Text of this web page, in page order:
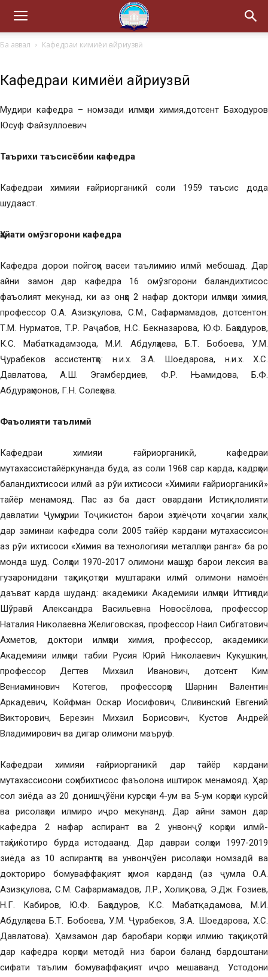
Ба аввал Кафедраи кимиёи ғайриузвӣ
Кафедраи кимиёи ғайриузвӣ
Мудири кафедра – номзади илмҳои химия,дотсент Баходуров
Юсуф Файзуллоевич
Таърихи таъсисёбии кафедра
Кафедраи химияи ғайриорганикӣ соли 1959 таъсис дода
шудааст.
Ҳайати омўзгорони кафедра
Кафедра дорои пойгоҳи васеи таълимию илмӣ мебошад. Дар
айни замон дар кафедра 16 омўзгорони баландихтисос
фаъолият мекунад, ки аз онҳо 2 нафар доктори илмҳои химия,
профессор О.А. Азизқулова, С.М., Сафармамадов, дотсентон:
Т.М. Нурматов, Т.Р. Раҷабов, Н.С. Бекназарова, Ю.Ф. Баҳодуров,
К.С. Мабаткадамзода, М.И. Абдулҳаева, Б.Т. Бобоева, У.М.
Ҷурабеков ассистентҳо: н.и.х. З.А. Шоедарова, н.и.х. Х.С.
Давлатова, А.Ш. Эгамбердиев, Ф.Р. Њамидова, Б.Ф.
Абдураҳмонов, Г.Н. Солеҳова.
Фаъолияти таълимӣ
Кафедраи химияи ғайриорганикӣ, кафедраи
мутахассистайёркунанда буда, аз соли 1968 сар карда, кадрҳои
баландихтисоси илмӣ аз рўи ихтисоси «Химияи ғайриорганикӣ»
тайёр менамояд. Пас аз ба даст овардани Истиқлолияти
давлатии Ҷумҳурии Тоҷикистон барои эҳтиёҷоти хоҷагии халқ
дар заминаи кафедра соли 2005 тайёр кардани мутахассисон
аз рўи ихтисоси «Химия ва технологияи металлҳои ранга» ба роҳ
монда шуд. Солҳои 1970-2017 олимони машҳур барои лексия ва
гузаронидани таҳқиқотҳои муштараки илмӣ олимони намоён
даъват карда шуданд: академики Академияи илмҳои Иттиҳоди
Шўравӣ Александра Васильевна Новосёлова, профессор
Наталия Николаевна Желиговская, профессор Наил Сибгатович
Ахметов, доктори илмҳои химия, профессор, академики
Академияи илмҳои табии Русия Юрий Николаевич Кукушкин,
профессор Дегтев Михаил Иванович, дотсент Ким
Вениаминович Котегов, профессорҳо Шарнин Валентин
Аркадевич, Койфман Оскар Иосифович, Сливинский Евгений
Викторович, Березин Михаил Борисович, Кустов Андрей
Владимирович ва дигар олимони маъруф.
Кафедраи химияи ғайриорганикӣ дар тайёр кардани
мутахассисони соҳибихтисос фаъолона иштирок менамояд. Ҳар
сол зиёда аз 20 донишҷўёни курсҳои 4-ум ва 5-ум корҳои курсӣ
ва рисолаҳои илмиро иҷро мекунанд. Дар айни замон дар
кафедра 2 нафар аспирант ва 2 унвонҷў корҳои илмӣ-
таҳќиќотиро бурда истодаанд. Дар давраи солҳои 1997-2019
зиёда аз 10 аспирантҳо ва унвонҷўён рисолаҳои номзадӣ ва
докториро бомуваффақият ҳимоя карданд (аз ҷумла О.А.
Азизқулова, С.М. Сафармамадов, Л.Р., Холиқова, Э.Дж. Ғозиев,
Н.Г. Кабиров, Ю.Ф. Баҳодуров, К.С. Мабатқадамова, М.И.
Абдулҳаева Б.Т. Бобоева, У.М. Ҷурабеков, З.А. Шоедарова, Х.С.
Давлатова). Ҳамзамон дар баробари корҳои илмию таҳқиқотӣ
дар кафедра корҳои методӣ низ барои баланд бардоштани
сифати таълим бомуваффақият иҷро мешаванд. Устодони